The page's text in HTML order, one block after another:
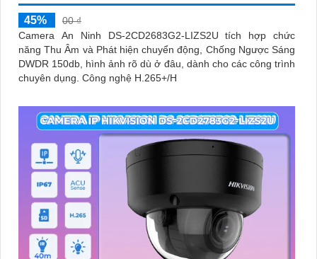
45%
00 ₫
Camera An Ninh DS-2CD2683G2-LIZS2U tích hợp chức
năng Thu Âm và Phát hiện chuyển động, Chống Ngược Sáng
DWDR 150db, hình ảnh rõ dù ở đâu, dành cho các công trình
chuyên dụng. Công nghệ H.265+/H